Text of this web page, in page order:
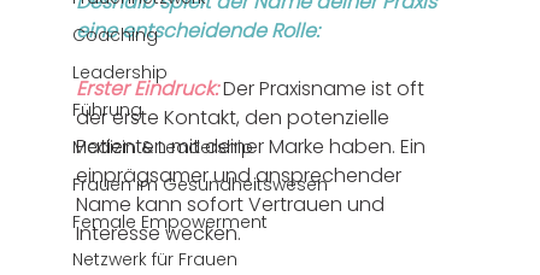
Coaching
Leadership
Führung
Medizin & Leadership
Frauen im Gesundheitswesen
Female Empowerment
Netzwerk für Frauen
eine entscheidende Rolle:
Erster Eindruck: Der Praxisname ist oft
der erste Kontakt, den potenzielle
Patienten mit deiner Marke haben. Ein
einprägsamer und ansprechender
Name kann sofort Vertrauen und
Interesse wecken.